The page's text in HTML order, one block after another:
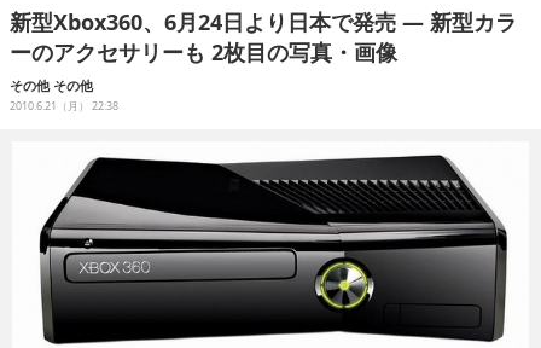
企業動向
人材育成
イベント/セミナー
eスポーツ
新型Xbox360、6月24日より日本で発売 ― 新型カラ
ーのアクセサリーも 2枚目の写真・画像
その他 その他
2010.6.21（月） 22:38